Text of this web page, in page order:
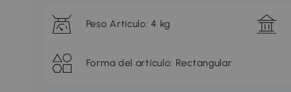
Peso Artículo: 4 kg
Forma del artículo: Rectangular